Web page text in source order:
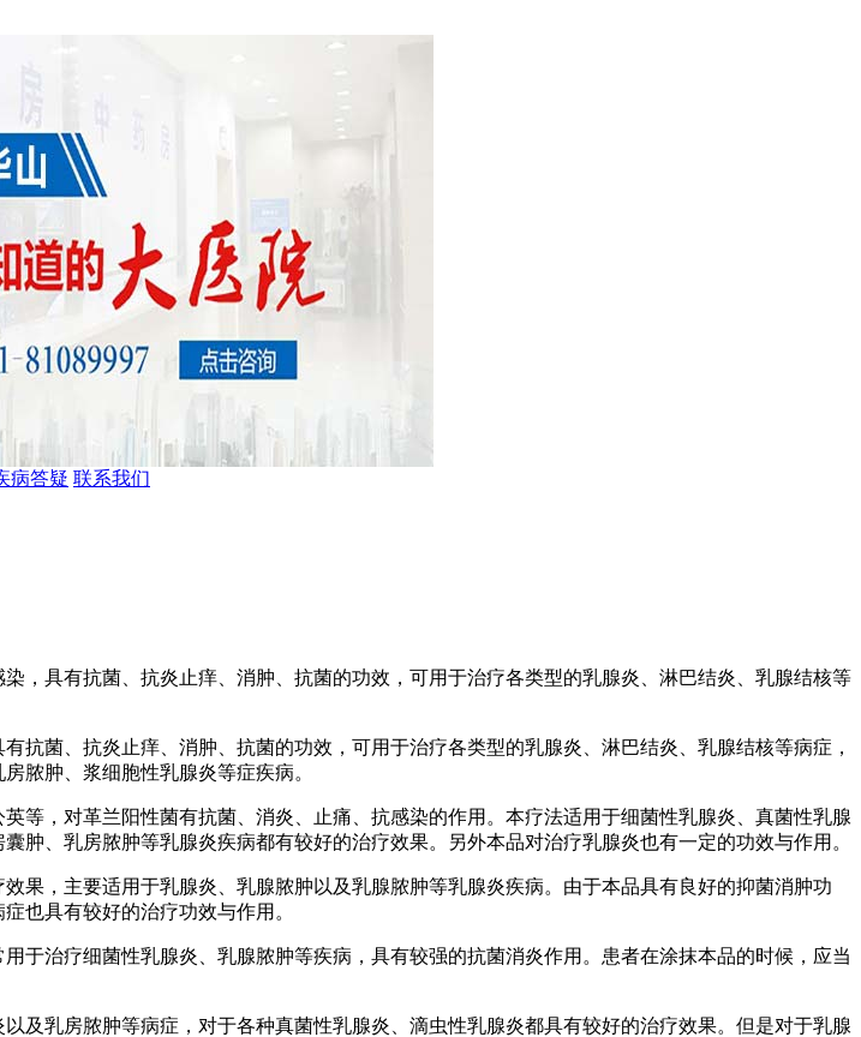
病答疑 联系我们
，具有抗菌、抗炎止痒、消肿、抗菌的功效，可用于治疗各类型的乳腺炎、淋巴结炎、乳腺结核等
菌、抗炎止痒、消肿、抗菌的功效，可用于治疗各类型的乳腺炎、淋巴结炎、乳腺结核等病症，
脓肿、浆细胞性乳腺炎等症疾病。
等，对革兰阳性菌有抗菌、消炎、止痛、抗感染的作用。本疗法适用于细菌性乳腺炎、真菌性乳腺
、乳房脓肿等乳腺炎疾病都有较好的治疗效果。另外本品对治疗乳腺炎也有一定的功效与作用。
果，主要适用于乳腺炎、乳腺脓肿以及乳腺脓肿等乳腺炎疾病。由于本品具有良好的抑菌消肿功
也具有较好的治疗功效与作用。
于治疗细菌性乳腺炎、乳腺脓肿等疾病，具有较强的抗菌消炎作用。患者在涂抹本品的时候，应当
及乳房脓肿等病症，对于各种真菌性乳腺炎、滴虫性乳腺炎都具有较好的治疗效果。但是对于乳腺